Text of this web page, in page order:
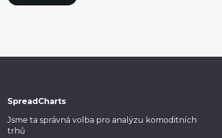
SpreadCharts
Jsme ta správná volba pro analýzu komoditních
trhů